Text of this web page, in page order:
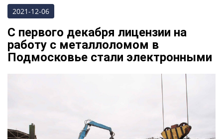
2021-12-06
С первого декабря лицензии на
работу с металлоломом в
Подмосковье стали электронными